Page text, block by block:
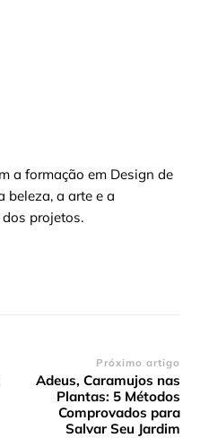
a formação em Design de
beleza, a arte e a
projetos.
Próximo artigo
Adeus, Caramujos nas
Plantas: 5 Métodos
Comprovados para
Salvar Seu Jardim